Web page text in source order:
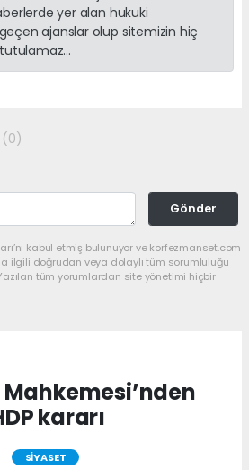
yer alan hukuki
ajanslar olup sitemizin hiç
(0)
Gönder
kabul etmiş bulunuyor ve korfezmanset.com
ilgili doğrudan veya dolaylı tüm sorumluluğu
tüm yorumlardan site yönetimi hiçbir
kararı
SİYASET